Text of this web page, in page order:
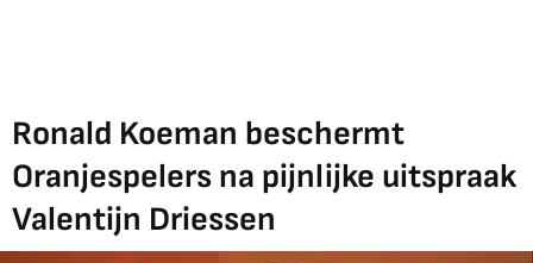
Ronald Koeman beschermt
Oranjespelers na pijnlijke uitspraak
Valentijn Driessen